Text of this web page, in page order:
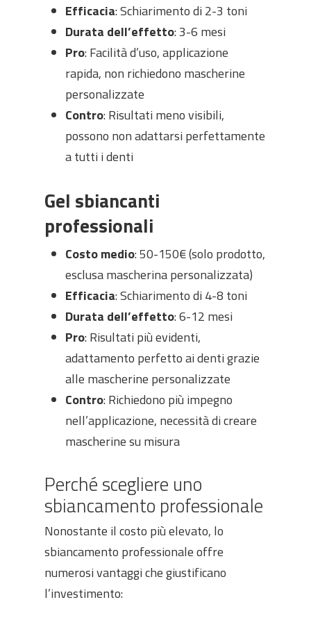
Efficacia: Schiarimento di 2-3 toni
Durata dell’effetto: 3-6 mesi
Pro: Facilità d’uso, applicazione
rapida, non richiedono mascherine
personalizzate
Contro: Risultati meno visibili,
possono non adattarsi perfettamente
a tutti i denti
Gel sbiancanti
professionali
Costo medio: 50-150€ (solo prodotto,
esclusa mascherina personalizzata)
Efficacia: Schiarimento di 4-8 toni
Durata dell’effetto: 6-12 mesi
Pro: Risultati più evidenti,
adattamento perfetto ai denti grazie
alle mascherine personalizzate
Contro: Richiedono più impegno
nell’applicazione, necessità di creare
mascherine su misura
Perché scegliere uno
sbiancamento professionale
Nonostante il costo più elevato, lo
sbiancamento professionale offre
numerosi vantaggi che giustificano
l’investimento: